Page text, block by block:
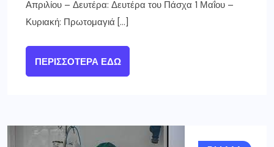
Απριλίου – Δευτέρα: Δευτέρα του Πάσχα 1 Μαΐου –
Κυριακή: Πρωτομαγιά […]
ΠΕΡΙΣΣΌΤΕΡΑ ΕΔΏ